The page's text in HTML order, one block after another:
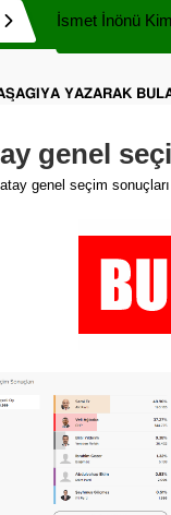
İsmet İnönü
𝗬𝗔𝗭𝗔𝗥𝗔𝗞
genel
genel seçim sonuçları